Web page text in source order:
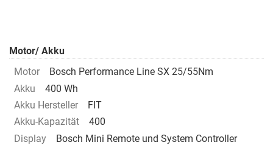
Motor/ Akku
Motor
Bosch Performance Line SX 25/55Nm
Akku
400 Wh
Akku Hersteller
FIT
Akku-Kapazität
400
Display
Bosch Mini Remote und System Controller